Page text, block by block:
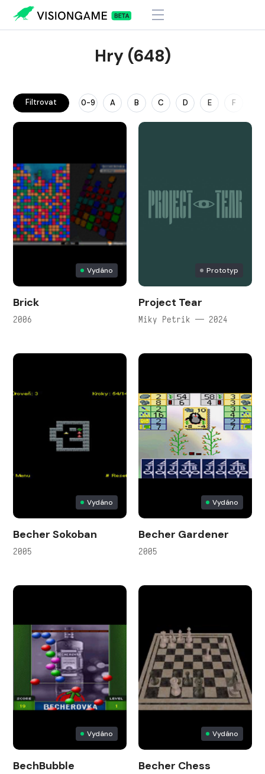
Hry (648)
Filtrovat 0-9 A B C D E F
Vydáno
Brick
2006
Prototyp
Project Tear
Miky Petrik — 2024
Vydáno
Becher Sokoban
2005
Vydáno
Becher Gardener
2005
Vydáno
BechBubble
Vydáno
Becher Chess